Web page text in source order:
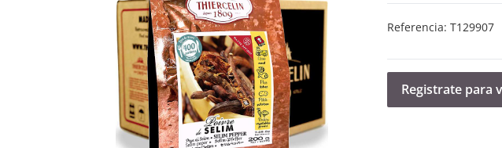
Referencia: T129907
Registrate para